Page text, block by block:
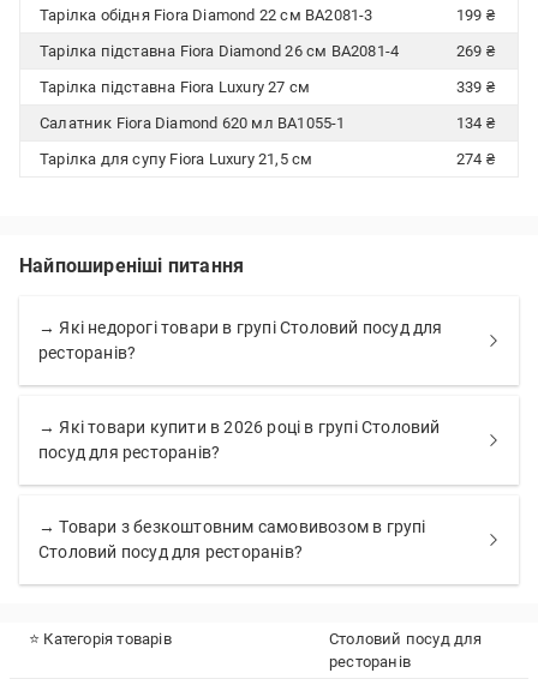
Тарілка обідня Fiora Diamond 22 см BA2081-3
199 ₴
Тарілка підставна Fiora Diamond 26 см BA2081-4
269 ₴
Тарілка підставна Fiora Luxury 27 см
339 ₴
Салатник Fiora Diamond 620 мл BA1055-1
134 ₴
Тарілка для супу Fiora Luxury 21,5 см
274 ₴
Найпоширеніші питання
→ Які недорогі товари в групі Столовий посуд для
ресторанів?
→ Які товари купити в 2026 році в групі Столовий
посуд для ресторанів?
→ Товари з безкоштовним самовивозом в групі
Столовий посуд для ресторанів?
⭐ Категорія товарів
Столовий посуд для
ресторанів